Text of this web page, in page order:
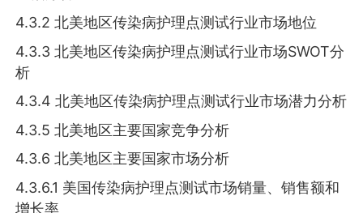
4.3.2 北美地区传染病护理点测试行业市场地位
4.3.3 北美地区传染病护理点测试行业市场SWOT分
析
4.3.4 北美地区传染病护理点测试行业市场潜力分析
4.3.5 北美地区主要国家竞争分析
4.3.6 北美地区主要国家市场分析
4.3.6.1 美国传染病护理点测试市场销量、销售额和
增长率